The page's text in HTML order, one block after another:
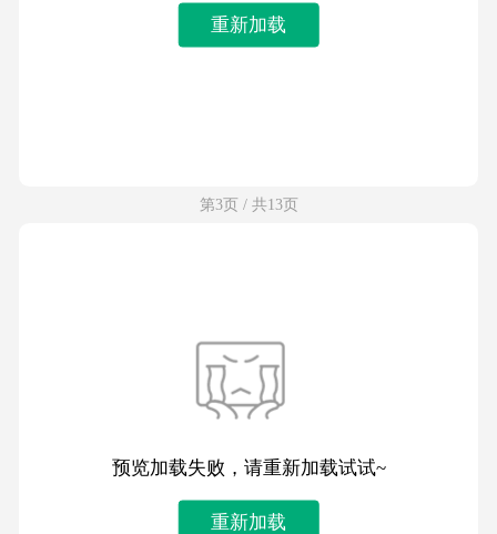
重新加载
第3页 / 共13页
预览加载失败，请重新加载试试~
重新加载